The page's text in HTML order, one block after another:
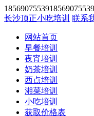
1856907553918569075539
长沙顶正小吃培训 联系
网站首页
早餐培训
夜宵培训
奶茶培训
西点培训
湘菜培训
小吃培训
获取价格表